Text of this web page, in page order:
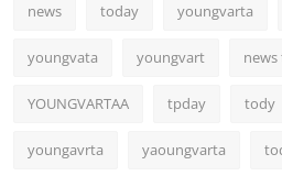
news today youngvarta
youngvata youngvart
YOUNGVARTAA tpday tody
youngavrta yaoungvarta